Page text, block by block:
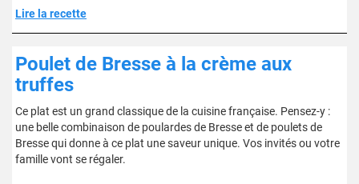
Lire la recette
Poulet de Bresse à la crème aux
truffes
Ce plat est un grand classique de la cuisine française. Pensez-y :
une belle combinaison de poulardes de Bresse et de poulets de
Bresse qui donne à ce plat une saveur unique. Vos invités ou votre
famille vont se régaler.